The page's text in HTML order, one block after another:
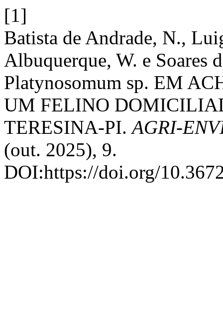
[1]
Batista de Andrade, N.,
Albuquerque, W. e Soares
Platynosomum sp. EM
UM FELINO
TERESINA-PI.AGRI-
(out. 2025), 9.
DOI:https://doi.org/